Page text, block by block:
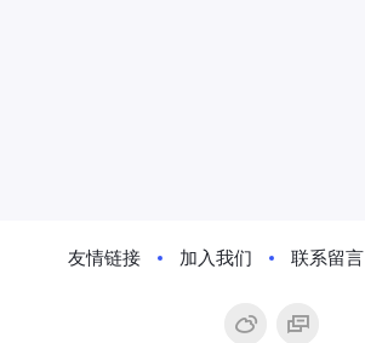
友情链接 加入我们 联系留言